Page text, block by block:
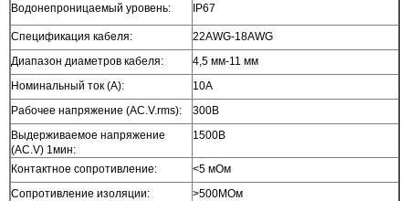
Водонепроницаемый уровень:
IP67
Спецификация кабеля:
22AWG-18AWG
Диапазон диаметров кабеля:
4,5 мм-11 мм
Номинальный ток (А):
10А
Рабочее напряжение (AC.V.rms):
300В
Выдерживаемое напряжение
(AC.V) 1мин:
1500В
Контактное сопротивление:
<5 мОм
Сопротивление изоляции:
>500МОм